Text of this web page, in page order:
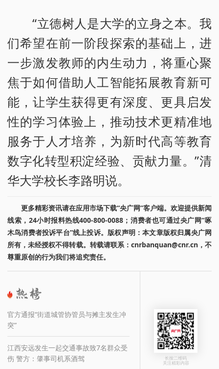
“立德树人是大学的立身之本。我
们希望在前一阶段探索的基础上，进
一步激发教师的内生动力，将重心聚
焦于如何借助人工智能拓展教育新可
能，让学生获得更有深度、更具启发
性的学习体验上，推动技术更精准地
服务于人才培养，为新时代高等教育
数字化转型积淀经验、贡献力量。”清
华大学校长李路明说。
更多精彩资讯请在应用市场下载“央广网”客户端。欢迎提供新闻
线索，24小时报料热线400-800-0088；消费者也可通过央广网“啄
木鸟消费者投诉平台”线上投诉。版权声明：本文章版权归属央广网
所有，未经授权不得转载。转载请联系：cnrbanquan@cnr.cn，不
尊重原创的行为我们将追究责任。
官方通报“街道城管协管员与摊主发生冲
突”
江西安远发生一起交通事故致7名群众受
伤 警方：肇事司机系酒驾
长按二维码
关注精彩内容